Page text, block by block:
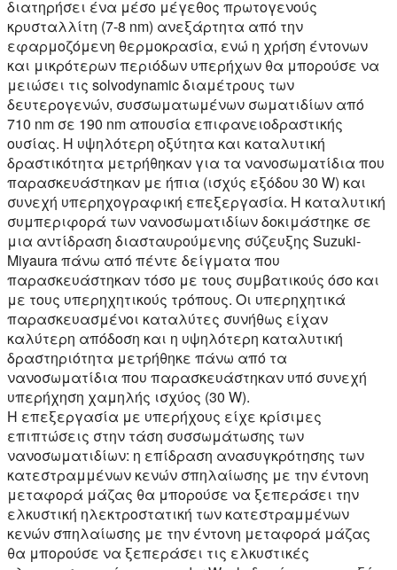
διατηρήσει ένα μέσο μέγεθος πρωτογενούς
κρυσταλλίτη (7-8 nm) ανεξάρτητα από την
εφαρμοζόμενη θερμοκρασία, ενώ η χρήση έντονων
και μικρότερων περιόδων υπερήχων θα μπορούσε να
μειώσει τις solvodynamic διαμέτρους των
δευτερογενών, συσσωματωμένων σωματιδίων από
710 nm σε 190 nm απουσία επιφανειοδραστικής
ουσίας. Η υψηλότερη οξύτητα και καταλυτική
δραστικότητα μετρήθηκαν για τα νανοσωματίδια που
παρασκευάστηκαν με ήπια (ισχύς εξόδου 30 W) και
συνεχή υπερηχογραφική επεξεργασία. Η καταλυτική
συμπεριφορά των νανοσωματιδίων δοκιμάστηκε σε
μια αντίδραση διασταυρούμενης σύζευξης Suzuki-
Miyaura πάνω από πέντε δείγματα που
παρασκευάστηκαν τόσο με τους συμβατικούς όσο και
με τους υπερηχητικούς τρόπους. Οι υπερηχητικά
παρασκευασμένοι καταλύτες συνήθως είχαν
καλύτερη απόδοση και η υψηλότερη καταλυτική
δραστηριότητα μετρήθηκε πάνω από τα
νανοσωματίδια που παρασκευάστηκαν υπό συνεχή
υπερήχηση χαμηλής ισχύος (30 W).
Η επεξεργασία με υπερήχους είχε κρίσιμες
επιπτώσεις στην τάση συσσωμάτωσης των
νανοσωματιδίων: η επίδραση ανασυγκρότησης των
κατεστραμμένων κενών σπηλαίωσης με την έντονη
μεταφορά μάζας θα μπορούσε να ξεπεράσει την
ελκυστική ηλεκτροστατική των κατεστραμμένων
κενών σπηλαίωσης με την έντονη μεταφορά μάζας
θα μπορούσε να ξεπεράσει τις ελκυστικές